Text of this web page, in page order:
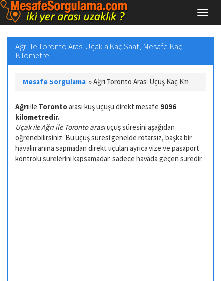
Ağrı ile Toronto Arası Uçakla Kaç Saat, Mesafe Kaç
Kilometre
Mesafe Sorgulama »Ağrı Toronto Arası Uçuş Kaç Km
Ağrıile Torontoarası kuş uçuşu direkt mesafe 9096
kilometredir.
Uçak ile Ağrı ile Toronto arasıuçuş süresini aşağıdan
öğrenebilirsiniz. Bu uçuş süresi genelde rötarsız, başka bir
havalimanına sapmadan direkt uçulan ayrıca vize ve pasaport
kontrolü sürelerini kapsamadan sadece havada geçen süredir.